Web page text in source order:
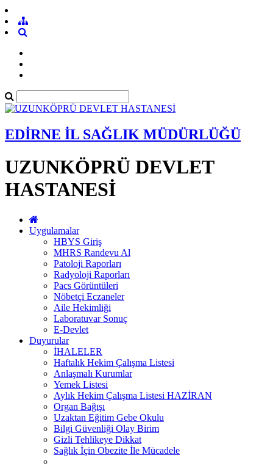
EDİRNE İL SAĞLIK MÜDÜRLÜĞÜ
UZUNKÖPRÜ DEVLET
HASTANESİ
Uygulamalar
HBYS Giriş
MHRS Randevu Al
Patoloji Raporları
Radyoloji Raporları
Pacs Görüntüleri
Nöbetçi Eczaneler
Aile Hekimliği
Laboratuvar Sonuç
E-Devlet
Duyurular
İHALELER
Haftalık Hekim Çalışma Listesi
Anlaşmalı Kurumlar
Yemek Listesi
Aylık Hekim Çalışma Listesi HAZİRAN
Organ Bağışı
Uzaktan Eğitim Gebe Okulu
Bilgi Güvenliği Olay Birim
Gizli Tehlikeye Dikkat
Sağlık İçin Obezite İle Mücadele